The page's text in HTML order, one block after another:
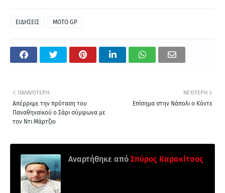
ΕΙΔΗΣΕΙΣ MOTO GP
ΝΕΌΤΕΡΗ
Επίσημα στην Νάπολι ο Κόντε
ΠΑΛΑΙΌΤΕΡΗ
Απέρριψε την πρόταση του
Παναθηναϊκού ο Σάρι σύμφωνα με
τον Ντι Μάρτζιο
Αναρτήθηκε από Σπύρος Καρακίτσος